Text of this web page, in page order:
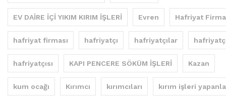
EV DAİRE İÇİ YIKIM KIRIM İŞLERİ Evren Hafriyat
hafriyat firması hafriyatçı hafriyatçılar
hafriyatçısı KAPI PENCERE SÖKÜM İŞLERİ Kazan
kum ocağı Kırımcı kırımcıları kırım işleri